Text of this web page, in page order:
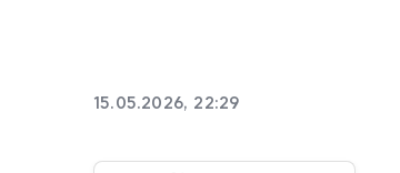
15.05.2026, 22:29